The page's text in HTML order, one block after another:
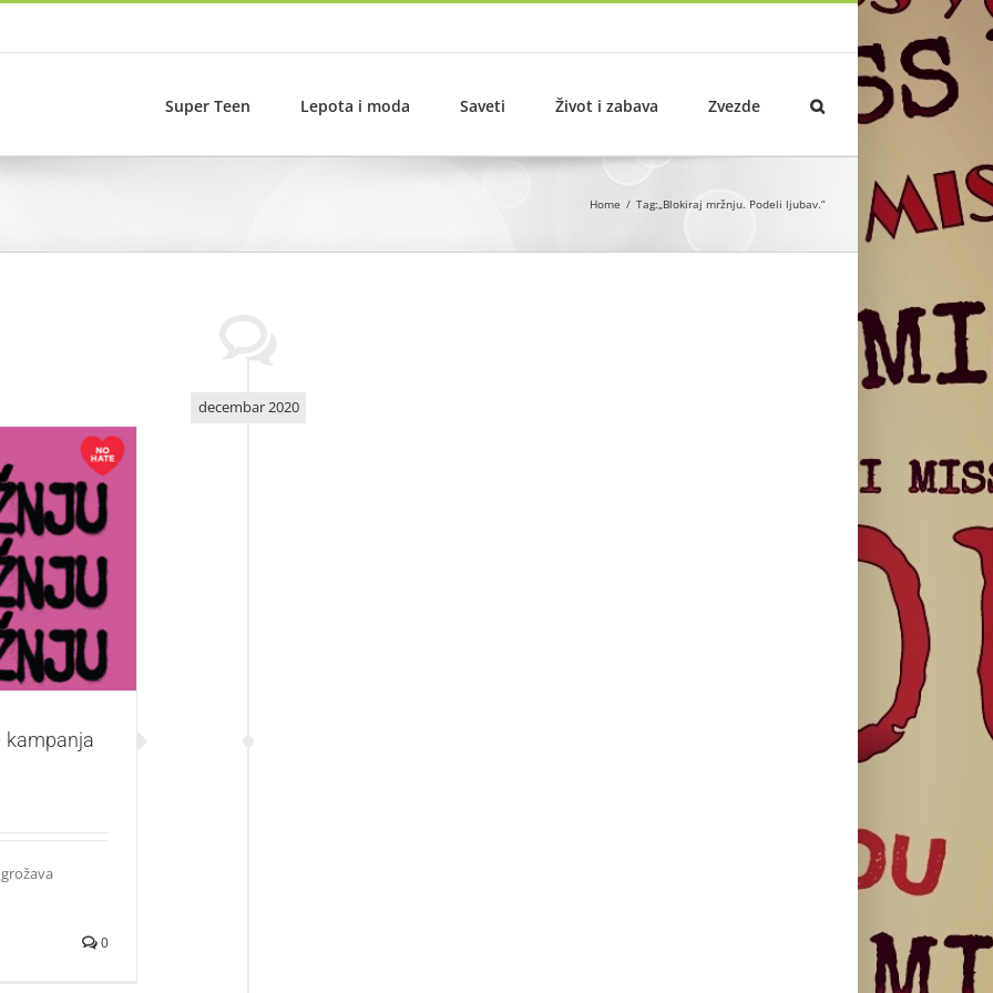
Super Teen Lepota i moda Saveti Život i zabava Zvezde
Home Tag:„Blokiraj mržnju. Podeli ljubav.“
decembar 2020
protiv govora
kampanja
0